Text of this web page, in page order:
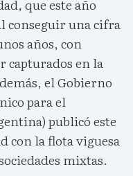
que este año
conseguir una cifra
años, con
capturados en la
el Gobierno
para el
publicó este
con la flota viguesa
mixtas.